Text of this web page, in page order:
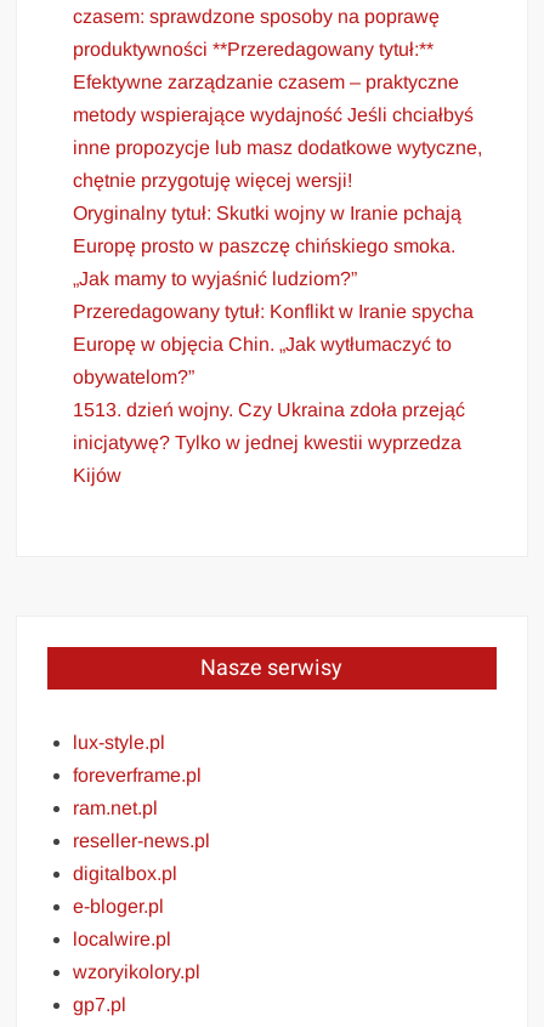
czasem: sprawdzone sposoby na poprawę
produktywności **Przeredagowany tytuł:**
Efektywne zarządzanie czasem – praktyczne
metody wspierające wydajność Jeśli chciałbyś
inne propozycje lub masz dodatkowe wytyczne,
chętnie przygotuję więcej wersji!
Oryginalny tytuł: Skutki wojny w Iranie pchają
Europę prosto w paszczę chińskiego smoka.
„Jak mamy to wyjaśnić ludziom?”
Przeredagowany tytuł: Konflikt w Iranie spycha
Europę w objęcia Chin. „Jak wytłumaczyć to
obywatelom?”
1513. dzień wojny. Czy Ukraina zdoła przejąć
inicjatywę? Tylko w jednej kwestii wyprzedza
Kijów
Nasze serwisy
lux-style.pl
foreverframe.pl
ram.net.pl
reseller-news.pl
digitalbox.pl
e-bloger.pl
localwire.pl
wzoryikolory.pl
gp7.pl